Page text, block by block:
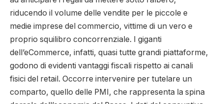
riducendo il volume delle vendite per le piccole e
medie imprese del commercio, vittime di un vero e
proprio squilibro concorrenziale. I giganti
dell’eCommerce, infatti, quasi tutte grandi piattaforme,
godono di evidenti vantaggi fiscali rispetto ai canali
fisici del retail. Occorre intervenire per tutelare un
comparto, quello delle PMI, che rappresenta la spina